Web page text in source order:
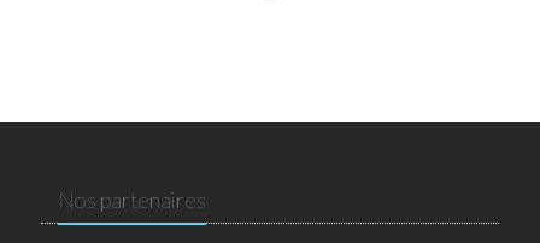
Nos partenaires